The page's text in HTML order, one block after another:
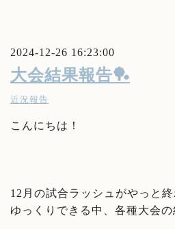
2024-12-26 16:23:00
大会結果報告🏓
近況報告
こんにちは！
12月の試合ラッシュがやっと
ゆっくりできる中、各種大会